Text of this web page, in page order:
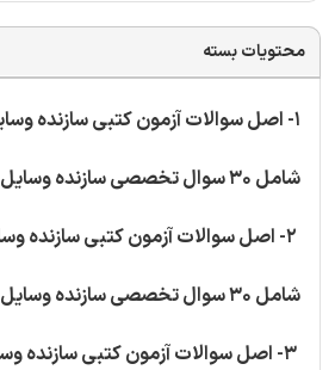
محتویات بسته
1- اصل سوالات آزمون کتبی سازنده وسایل و جعبه های تزئینی و کاربردی (کارتوناژ) - کد استاندارد 731620830130001
شامل 30 سوال تخصصی سازنده وسایل و جعبه های تزئینی و کاربردی (کارتوناژ)
2- اصل سوالات آزمون کتبی سازنده وسایل و جعبه های تزئینی و کاربردی (کارتوناژ) - کد استاندارد 731620830130001
شامل 30 سوال تخصصی سازنده وسایل و جعبه های تزئینی و کاربردی (کارتوناژ)
3- اصل سوالات آزمون کتبی سازنده وسایل و جعبه های تزئینی و کاربردی (کارتوناژ) - کد استاندارد 731620830130001